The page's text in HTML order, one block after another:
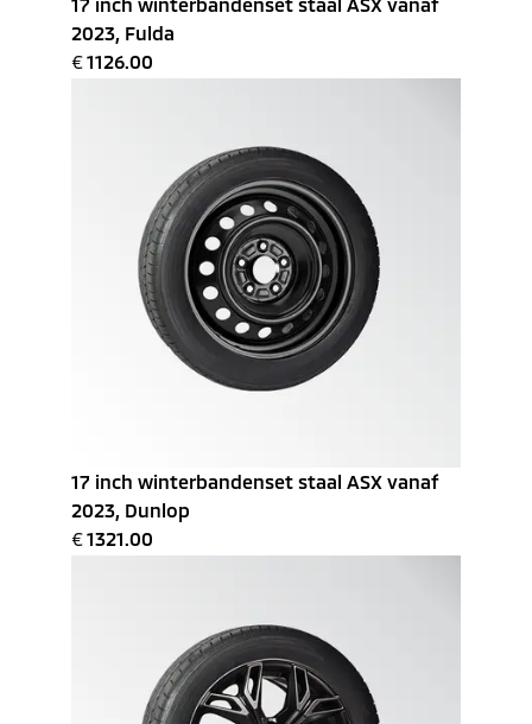
2023, Fulda
€1126.00
17 inch winterbandenset staal ASX vanaf
2023, Dunlop
€1321.00